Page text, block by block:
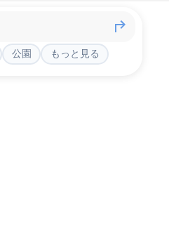
公園 もっと見る